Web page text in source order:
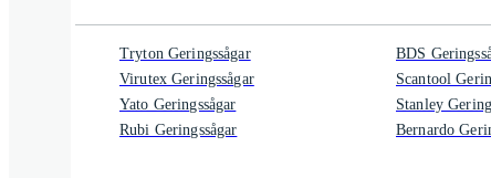
Tryton Geringssågar
Virutex Geringssågar
Yato Geringssågar
Rubi Geringssågar
BDS
Scantool
Stanley
Bernardo